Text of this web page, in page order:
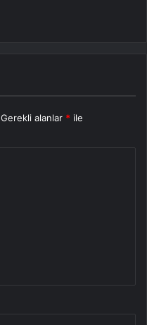
Gerekli alanlar * ile